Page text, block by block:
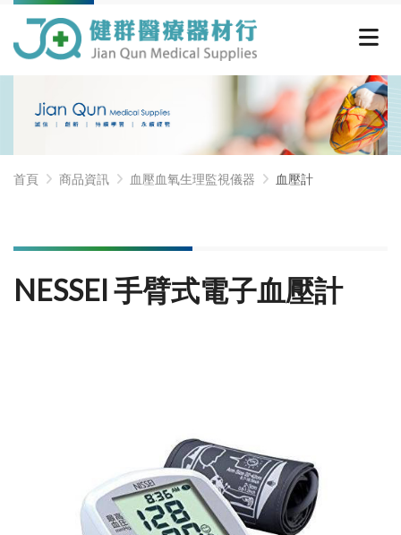
首頁 商品資訊 血壓血氧生理監視儀器 血壓計
NESSEI 手臂式電子血壓計